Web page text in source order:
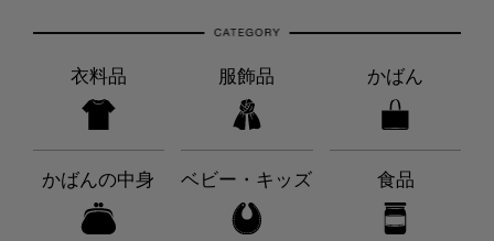
衣料品 服飾品 かばん
かばんの中身 ベビー・キッズ 食品